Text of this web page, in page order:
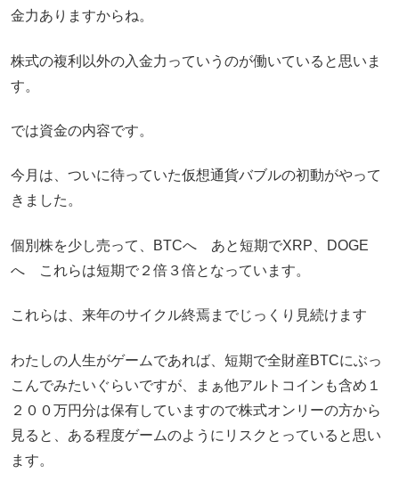
金力ありますからね。
株式の複利以外の入金力っていうのが働いていると思いま
す。
では資金の内容です。
今月は、ついに待っていた仮想通貨バブルの初動がやって
きました。
個別株を少し売って、BTCへ あと短期でXRP、DOGE
へ これらは短期で２倍３倍となっています。
これらは、来年のサイクル終焉までじっくり見続けます
わたしの人生がゲームであれば、短期で全財産BTCにぶっ
こんでみたいぐらいですが、まぁ他アルトコインも含め１
２００万円分は保有していますので株式オンリーの方から
見ると、ある程度ゲームのようにリスクとっていると思い
ます。